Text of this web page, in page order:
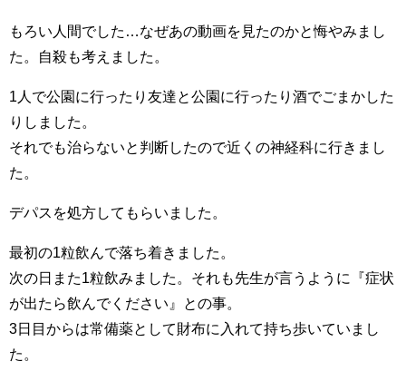
もろい人間でした…なぜあの動画を見たのかと悔やみまし
た。自殺も考えました。
1人で公園に行ったり友達と公園に行ったり酒でごまかした
りしました。
それでも治らないと判断したので近くの神経科に行きまし
た。
デパスを処方してもらいました。
最初の1粒飲んで落ち着きました。
次の日また1粒飲みました。それも先生が言うように『症状
が出たら飲んでください』との事。
3日目からは常備薬として財布に入れて持ち歩いていまし
た。